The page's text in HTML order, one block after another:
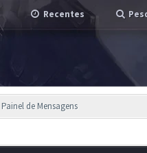
Recentes
Painel de Mensagens